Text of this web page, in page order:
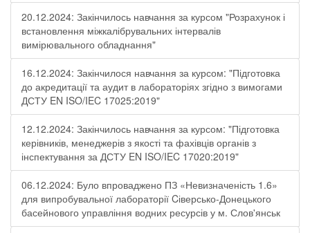
20.12.2024: Закінчилось навчання за курсом "Розрахунок і
встановлення міжкалібрувальних інтервалів
вимірювального обладнання"
16.12.2024: Закінчилося навчання за курсом: "Підготовка
до акредитації та аудит в лабораторіях згідно з вимогами
ДСТУ EN ISO/IEC 17025:2019"
12.12.2024: Закінчилось навчання за курсом: "Підготовка
керівників, менеджерів з якості та фахівців органів з
інспектування за ДСТУ EN ISO/IEC 17020:2019"
06.12.2024: Було впроваджено ПЗ «Невизначеність 1.6»
для випробувальної лабораторії Cіверсько-Донецького
басейнового управління водних ресурсів у м. Слов'янськ